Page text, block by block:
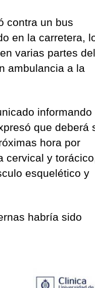
contra un bus
en la carretera,
varias partes del
ambulancia a la
informando
que deberá
hora por
cervical y
esquelético y
habría sido